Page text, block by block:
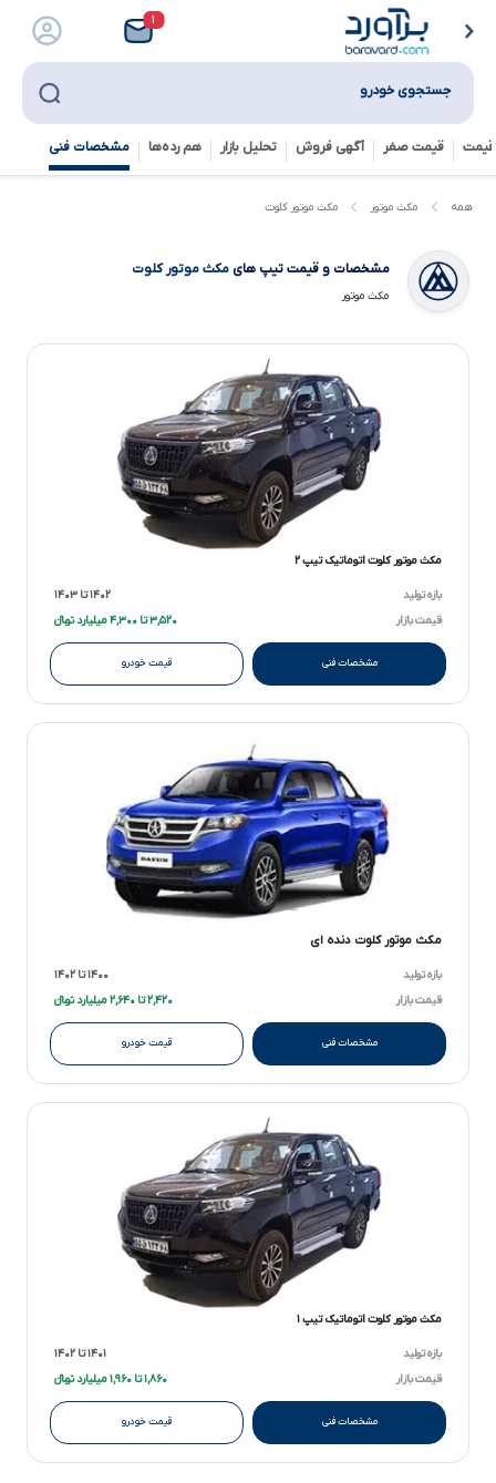
۱
جستجوی خودرو
قیمت صفر آگهی فروش تحلیل بازار هم رده‌ها‌ مشخصات فنی
همه مکث موتور مکث موتور کلوت
مشخصات و قیمت تیپ هایمکث موتور کلوت
مکث موتور
مکث موتور کلوت اتوماتیک تیپ ۲
بازه تولید
۱۴۰۲ تا ۱۴۰۳
قیمت بازار
۳,۵۲۰ تا ۴,۳۰۰ میلیارد تومانءءء
مشخصات فنی قیمت خودرو
مکث موتور کلوت دنده ای
بازه تولید
۱۴۰۰ تا ۱۴۰۲
قیمت بازار
۲,۴۲۰ تا ۲,۶۴۰ میلیارد تومانءءء
مشخصات فنی قیمت خودرو
مکث موتور کلوت اتوماتیک تیپ ۱
بازه تولید
۱۴۰۱ تا ۱۴۰۲
قیمت بازار
۱,۸۶۰ تا ۱,۹۶۰ میلیارد تومانءءء
مشخصات فنی قیمت خودرو